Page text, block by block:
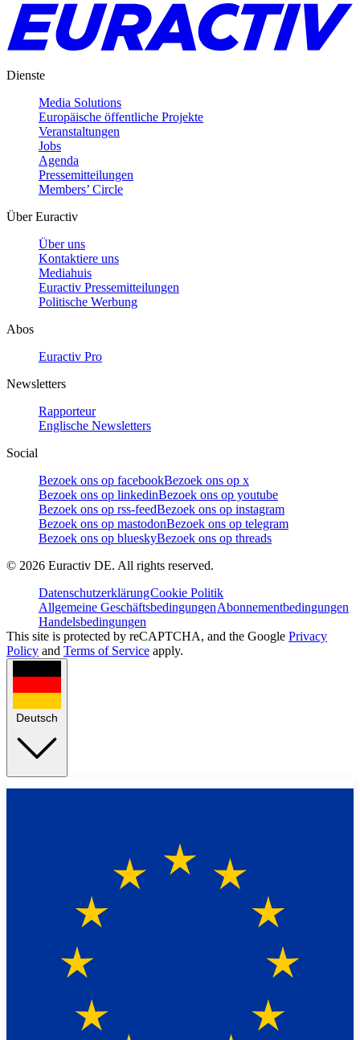
Dienste
Media Solutions
Europäische öffentliche Projekte
Veranstaltungen
Jobs
Agenda
Pressemitteilungen
Members’ Circle
Über Euractiv
Über uns
Kontaktiere uns
Mediahuis
Euractiv Pressemitteilungen
Politische Werbung
Abos
Euractiv Pro
Newsletters
Rapporteur
Englische Newsletters
Social
Bezoek ons op facebookBezoek ons op x
Bezoek ons op linkedinBezoek ons op youtube
Bezoek ons op rss-feedBezoek ons op instagram
Bezoek ons op mastodonBezoek ons op telegram
Bezoek ons op blueskyBezoek ons op threads
© 2026 Euractiv DE. All rights reserved.
DatenschutzerklärungCookie Politik
Allgemeine GeschäftsbedingungenAbonnementbedingungen
Handelsbedingungen
This site is protected by reCAPTCHA, and the Google Privacy
Policy and Terms of Service apply.
Deutsch